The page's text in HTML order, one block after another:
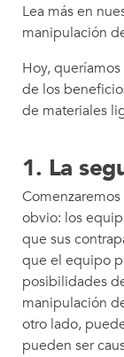
Lea más en
manipulación
Hoy,
de los
de materiales
1. La
obvio: los
que sus
que el equipo
posibilidades
manipulación
otro lado,
pueden ser